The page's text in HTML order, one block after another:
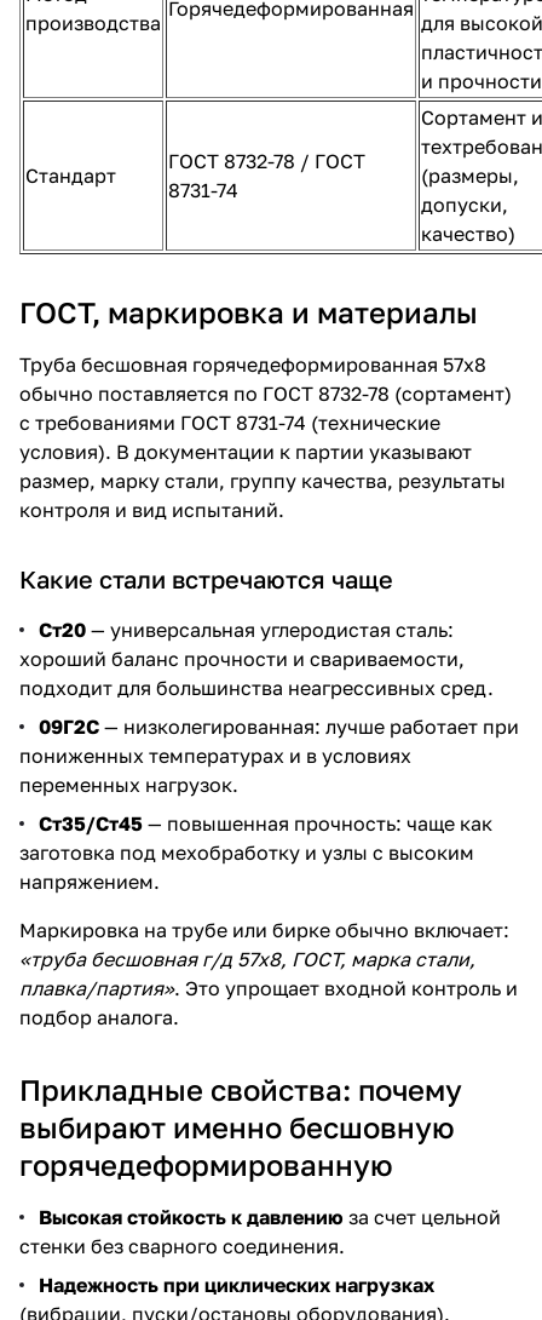
производства
Горячедеформированная
для высокой
и прочности
Стандарт
ГОСТ 8732-78 / ГОСТ
8731-74
Сортамент и
(размеры,
допуски,
качество)
ГОСТ, маркировка и материалы
Труба бесшовная горячедеформированная 57х8
обычно поставляется по ГОСТ 8732-78 (сортамент)
с требованиями ГОСТ 8731-74 (технические
условия). В документации к партии указывают
размер, марку стали, группу качества, результаты
контроля и вид испытаний.
Какие стали встречаются чаще
Ст20 — универсальная углеродистая сталь:
хороший баланс прочности и свариваемости,
подходит для большинства неагрессивных сред.
09Г2С — низколегированная: лучше работает при
пониженных температурах и в условиях
переменных нагрузок.
Ст35/Ст45 — повышенная прочность: чаще как
заготовка под мехобработку и узлы с высоким
напряжением.
Маркировка на трубе или бирке обычно включает:
«труба бесшовная г/д 57х8, ГОСТ, марка стали,
плавка/партия». Это упрощает входной контроль и
подбор аналога.
Прикладные свойства: почему
выбирают именно бесшовную
горячедеформированную
Высокая стойкость к давлению за счет цельной
стенки без сварного соединения.
Надежность при циклических нагрузках
(вибрации, пуски/остановы оборудования).